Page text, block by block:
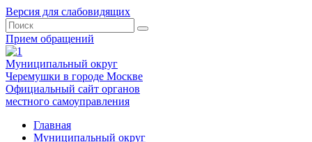
Версия для слабовидящих
Прием обращений
Муниципальный округ
Черемушки в городе Москве
Официальный сайт органов
местного самоуправления
Главная
Муниципальный округ